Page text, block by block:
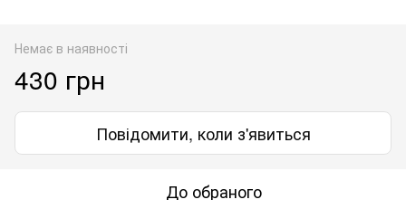
Немає в наявності
430 грн
Повідомити, коли з'явиться
До обраного